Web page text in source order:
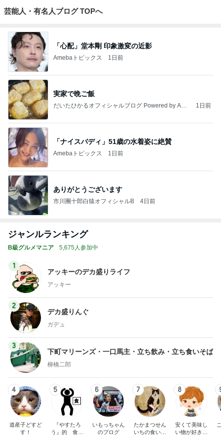
芸能人・有名人ブログ TOPへ
「心配」堂本剛 印象激変の近影
Amebaトピックス 1日前
実家で晩ご飯
だいたひかるオフィシャルブログ Powered by Ame
1日前
「ナイスバディ」51歳の水着姿に絶賛
Amebaトピックス 1日前
ありがとうございます
市川團十郎白猿オフィシャルB 4日前
ジャンルランキング
B級グルメマニア 5,675人参加中
1
アッキーのデカ盛りライフ
アッキー
2
デカ盛りんぐ
ガデュ
3
下町マリーンズ・一口馬主・立ち飲み・立ち食いそば
柳橋二郎
4
道産子どすど
す！
5
『やすたろ
う』的 食の
6
いもっちゃん
のブログ
7
たかまつせん
いちの食い散
8
安くて美味し
い物が好き☆